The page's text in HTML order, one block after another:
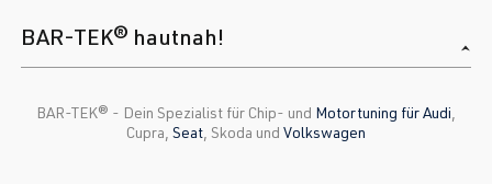
BAR-TEK® hautnah!
BAR-TEK®️ - Dein Spezialist für Chip- und Motortuning für Audi
Cupra, Seat , Skoda und Volkswagen